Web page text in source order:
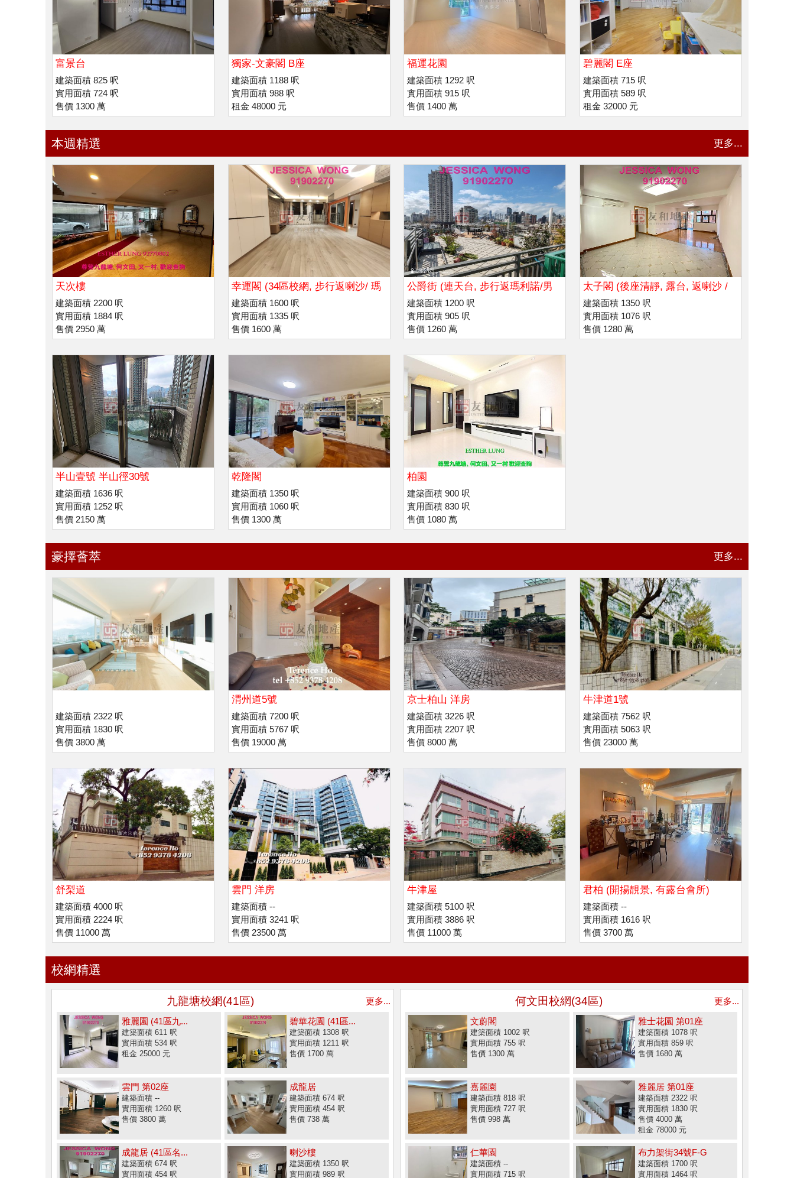
富景台
建築面積 825 呎
實用面積 724 呎
售價 1300 萬
獨家-文豪閣 B座
建築面積 1188 呎
實用面積 988 呎
租金 48000 元
福運花園
建築面積 1292 呎
實用面積 915 呎
售價 1400 萬
碧麗閣 E座
建築面積 715 呎
實用面積 589 呎
租金 32000 元
本週精選 更多...
天次樓
建築面積 2200 呎
實用面積 1884 呎
售價 2950 萬
幸運閣 (34區校網, 步行返喇沙/ 瑪
利諾書院
建築面積 1600 呎
實用面積 1335 呎
售價 1600 萬
公爵街 (連天台, 步行返瑪利諾/男
拔萃書院
建築面積 1200 呎
實用面積 905 呎
售價 1260 萬
太子閣 (後座清靜, 露台, 返喇沙 /
瑪利諾)
建築面積 1350 呎
實用面積 1076 呎
售價 1280 萬
半山壹號 半山徑30號
建築面積 1636 呎
實用面積 1252 呎
售價 2150 萬
乾隆閣
建築面積 1350 呎
實用面積 1060 呎
售價 1300 萬
柏園
建築面積 900 呎
實用面積 830 呎
售價 1080 萬
豪擇薈萃 更多...
建築面積 2322 呎
實用面積 1830 呎
售價 3800 萬
渭州道5號
建築面積 7200 呎
實用面積 5767 呎
售價 19000 萬
京士柏山 洋房
建築面積 3226 呎
實用面積 2207 呎
售價 8000 萬
牛津道1號
建築面積 7562 呎
實用面積 5063 呎
售價 23000 萬
舒梨道
建築面積 4000 呎
實用面積 2224 呎
售價 11000 萬
雲門 洋房
建築面積 --
實用面積 3241 呎
售價 23500 萬
牛津屋
建築面積 5100 呎
實用面積 3886 呎
售價 11000 萬
君柏 (開揚靚景, 有露台會所)
建築面積 --
實用面積 1616 呎
售價 3700 萬
校網精選
九龍塘校網(41區)
更多...
雅麗園 (41區九...
建築面積 611 呎
實用面積 534 呎
租金 25000 元
碧華花園 (41區...
建築面積 1308 呎
實用面積 1211 呎
售價 1700 萬
雲門 第02座
建築面積 --
實用面積 1260 呎
售價 3800 萬
成龍居
建築面積 674 呎
實用面積 454 呎
售價 738 萬
成龍居 (41區名...
建築面積 674 呎
實用面積 454 呎
喇沙樓
建築面積 1350 呎
實用面積 989 呎
何文田校網(34區)
更多...
文蔚閣
建築面積 1002 呎
實用面積 755 呎
售價 1300 萬
雅士花園 第01座
建築面積 1078 呎
實用面積 859 呎
售價 1680 萬
嘉麗園
建築面積 818 呎
實用面積 727 呎
售價 998 萬
雅麗居 第01座
建築面積 2322 呎
實用面積 1830 呎
售價 4000 萬
租金 78000 元
仁華園
建築面積 --
實用面積 715 呎
布力架街34號F-G
建築面積 1700 呎
實用面積 1464 呎